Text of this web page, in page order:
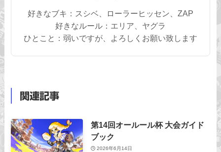
好きなブキ：スシベ、ローラーヒッセン、ZAP
好きなルール：エリア、ヤグラ
ひとこと：弱いですが、よろしくお願い致します
関連記事
第14回オールール杯 大会ガイド
ブック
2026年6月14日